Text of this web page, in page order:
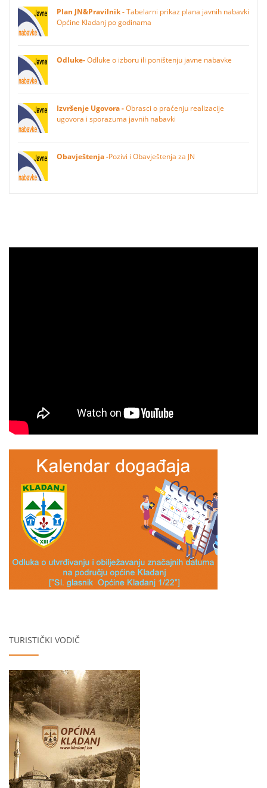
Plan JN&Pravilnik -Tabelarni prikaz plana javnih nabavki
Općine Kladanj po godinama
Odluke-Odluke o izboru ili poništenju javne nabavke
Izvršenje Ugovora -Obrasci o praćenju realizacije
ugovora i sporazuma javnih nabavki
Obavještenja -Pozivi i Obavještenja za JN
TURISTIČKI VODIČ